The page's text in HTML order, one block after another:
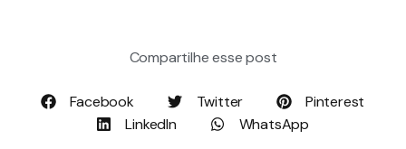
Compartilhe esse post
Facebook Twitter
Pinterest
LinkedIn
WhatsApp